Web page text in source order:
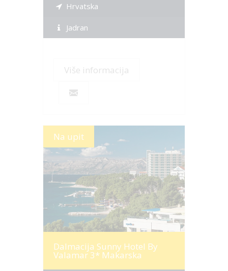
Hrvatska
Jadran
Više informacija
Na upit
Više informacija
Dalmacija Sunny Hotel By
Valamar 3* Makarska